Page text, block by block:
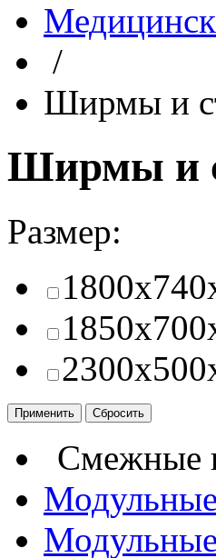
/
Ширмы и
Ширмы и
Размер:
Смежные